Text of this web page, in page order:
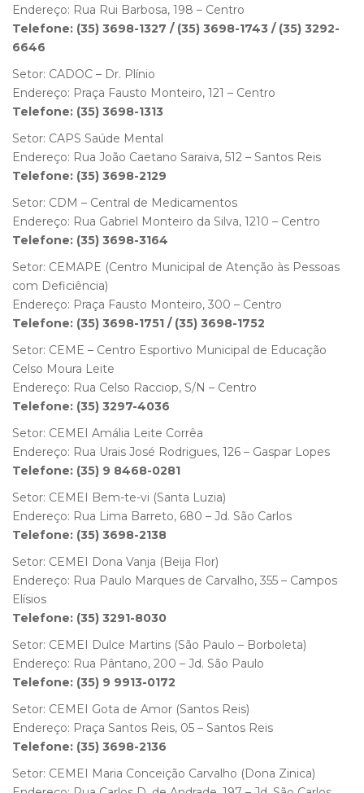
Endereço: Rua Rui Barbosa, 198 – Centro
Telefone: (35) 3698-1327 / (35) 3698-1743 / (35) 3292-
6646
Setor: CADOC – Dr. Plínio
Endereço: Praça Fausto Monteiro, 121 – Centro
Telefone: (35) 3698-1313
Setor: CAPS Saúde Mental
Endereço: Rua João Caetano Saraiva, 512 – Santos Reis
Telefone: (35) 3698-2129
Setor: CDM – Central de Medicamentos
Endereço: Rua Gabriel Monteiro da Silva, 1210 – Centro
Telefone: (35) 3698-3164
Setor: CEMAPE (Centro Municipal de Atenção às Pessoas
com Deficiência)
Endereço: Praça Fausto Monteiro, 300 – Centro
Telefone: (35) 3698-1751 / (35) 3698-1752
Setor: CEME – Centro Esportivo Municipal de Educação
Celso Moura Leite
Endereço: Rua Celso Racciop, S/N – Centro
Telefone: (35) 3297-4036
Setor: CEMEI Amália Leite Corrêa
Endereço: Rua Urais José Rodrigues, 126 – Gaspar Lopes
Telefone: (35) 9 8468-0281
Setor: CEMEI Bem-te-vi (Santa Luzia)
Endereço: Rua Lima Barreto, 680 – Jd. São Carlos
Telefone: (35) 3698-2138
Setor: CEMEI Dona Vanja (Beija Flor)
Endereço: Rua Paulo Marques de Carvalho, 355 – Campos
Elísios
Telefone: (35) 3291-8030
Setor: CEMEI Dulce Martins (São Paulo – Borboleta)
Endereço: Rua Pântano, 200 – Jd. São Paulo
Telefone: (35) 9 9913-0172
Setor: CEMEI Gota de Amor (Santos Reis)
Endereço: Praça Santos Reis, 05 – Santos Reis
Telefone: (35) 3698-2136
Setor: CEMEI Maria Conceição Carvalho (Dona Zinica)